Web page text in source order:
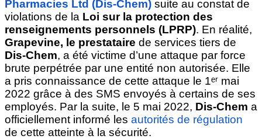
Pharmacies Ltd (Dis-Chem) suite au constat de
violations de la Loi sur la protection des
renseignements personnels (LPRP)
Grapevine, le prestataire
Dis-Chem, a été victime d’une attaque par force
brute perpétrée par une entité non autorisée. Elle
a pris connaissance de cette attaque le 1ᵉʳ mai
2022 grâce à des SMS envoyés à certains de ses
employés. Par la suite, le 5 mai 2022, Dis-Chem a
officiellement informé les
de cette atteinte à la sécurité.